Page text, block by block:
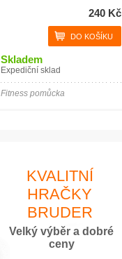
240 Kč
Skladem
Expediční sklad
Fitness pomůcka
KVALITNÍ
HRAČKY
BRUDER
Velký výběr a dobré
ceny